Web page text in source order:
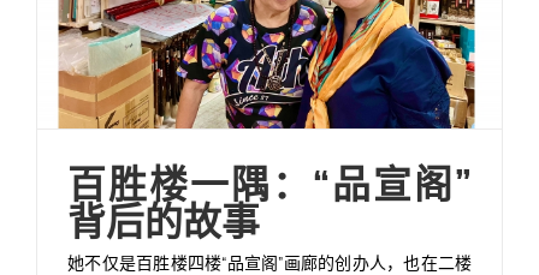
百胜楼一隅：“品宣阁”
背后的故事
她不仅是百胜楼四楼“品宣阁”画廊的创办人，也在二楼